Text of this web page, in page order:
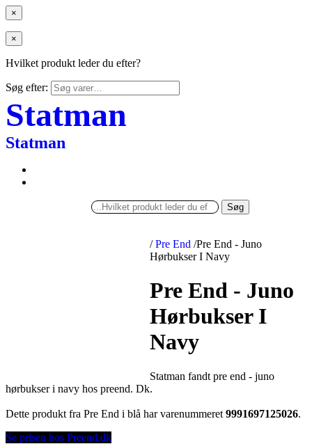
×
×
Hvilket produkt leder du efter?
Søg efter:
Statman
Statman
Søg
/ Pre End /Pre End - Juno
Hørbukser I Navy
Pre End - Juno
Hørbukser I
Navy
Statman fandt pre end - juno
hørbukser i navy hos preend. Dk.
Dette produkt fra Pre End i blå har varenummeret 9991697125026.
Se prisen hos Preend.dk